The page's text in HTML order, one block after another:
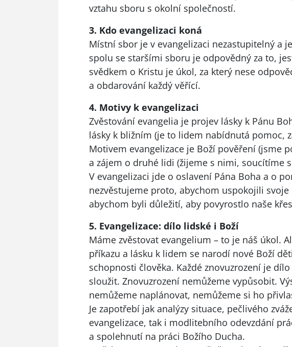
vztahu sboru s okolní společností.
3. Kdo evangelizaci koná
Místní sbor je v evangelizaci nezastupitelný a
spolu se staršími sboru je odpovědný za to,
svědkem o Kristu je úkol, za který nese
a obdarování každý věřící.
4. Motivy k evangelizaci
Zvěstování evangelia je projev lásky k Pánu
lásky k bližním (je to lidem nabídnutá pomoc,
Motivem evangelizace je Boží pověření (jsme
a zájem o druhé lidi (žijeme s nimi, soucítíme
V evangelizaci jde o oslavení Pána Boha a o
nezvěstujeme proto, abychom uspokojili
abychom byli důležití, aby povyrostlo naše
5. Evangelizace: dílo lidské i Boží
Máme zvěstovat evangelium – to je náš úkol.
příkazu a lásku k lidem se narodí nové Boží
schopnosti člověka. Každé znovuzrození je
sloužit. Znovuzrození nemůžeme vypůsobit.
nemůžeme naplánovat, nemůžeme si ho
Je zapotřebí jak analýzy situace, pečlivého
evangelizace, tak i modlitebního odevzdání
a spolehnutí na práci Božího Ducha.